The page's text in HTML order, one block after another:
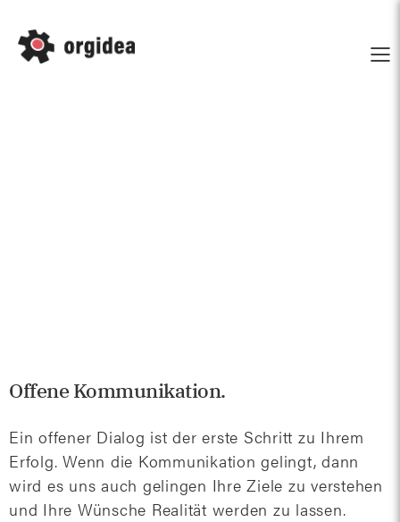
Offene Kommunikation.
Ein offener Dialog ist der erste Schritt zu Ihrem
Erfolg. Wenn die Kommunikation gelingt, dann
wird es uns auch gelingen Ihre Ziele zu verstehen
und Ihre Wünsche Realität werden zu lassen.